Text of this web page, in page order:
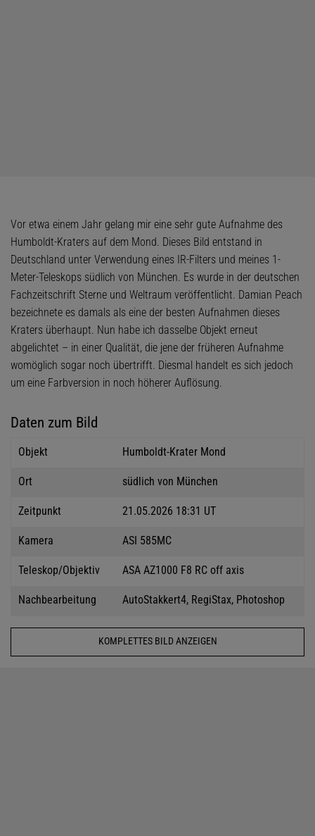
Vor etwa einem Jahr gelang mir eine sehr gute Aufnahme des
Humboldt-Kraters auf dem Mond. Dieses Bild entstand in
Deutschland unter Verwendung eines IR-Filters und meines 1-
Meter-Teleskops südlich von München. Es wurde in der deutschen
Fachzeitschrift Sterne und Weltraum veröffentlicht. Damian Peach
bezeichnete es damals als eine der besten Aufnahmen dieses
Kraters überhaupt. Nun habe ich dasselbe Objekt erneut
abgelichtet – in einer Qualität, die jene der früheren Aufnahme
womöglich sogar noch übertrifft. Diesmal handelt es sich jedoch
um eine Farbversion in noch höherer Auflösung.
Daten zum Bild
Objekt Humboldt-Krater Mond
Ort südlich von München
Zeitpunkt 21.05.2026 18:31 UT
Kamera ASI 585MC
Teleskop/Objektiv ASA AZ1000 F8 RC off axis
Nachbearbeitung AutoStakkert4, RegiStax, Photoshop
KOMPLETTES BILD ANZEIGEN